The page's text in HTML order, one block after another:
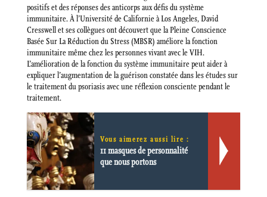
positifs et des réponses des anticorps aux défis du système
immunitaire. À l’Université de Californie à Los Angeles, David
Cresswell et ses collègues ont découvert que la Pleine Conscience
Basée Sur La Réduction du Stress (MBSR) améliore la fonction
immunitaire même chez les personnes vivant avec le VIH.
L’amélioration de la fonction du système immunitaire peut aider à
expliquer l’augmentation de la guérison constatée dans les études sur
le traitement du psoriasis avec une réflexion consciente pendant le
traitement.
Vous aimerez aussi lire :
11 masques de personnalité
que nous portons